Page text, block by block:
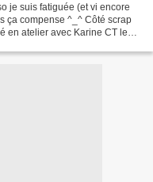
je suis fatiguée (et vi encore
ça compense ^_^ Côté scrap
en atelier avec Karine CT le